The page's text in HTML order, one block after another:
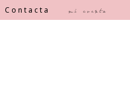
Contacta Mi cuenta